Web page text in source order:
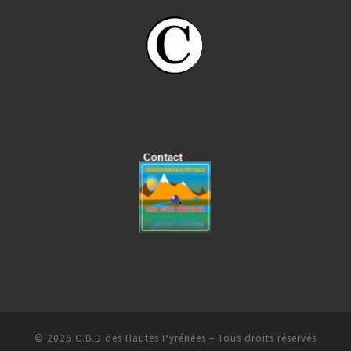
© 2026 C.B.D des Hautes Pyrénées – Tous droits réservés